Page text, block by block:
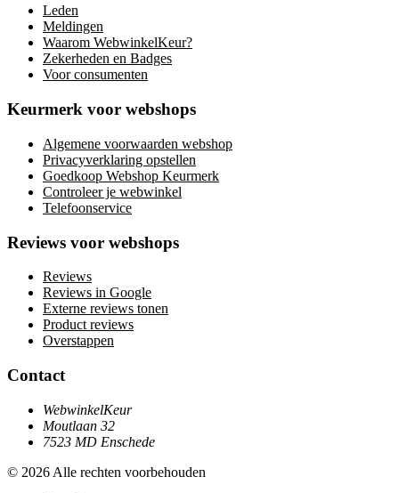
Leden
Meldingen
Waarom WebwinkelKeur?
Zekerheden en Badges
Voor consumenten
Keurmerk voor webshops
Algemene voorwaarden webshop
Privacyverklaring opstellen
Goedkoop Webshop Keurmerk
Controleer je webwinkel
Telefoonservice
Reviews voor webshops
Reviews
Reviews in Google
Externe reviews tonen
Product reviews
Overstappen
Contact
WebwinkelKeur
Moutlaan 32
7523 MD Enschede
© 2026 Alle rechten voorbehouden